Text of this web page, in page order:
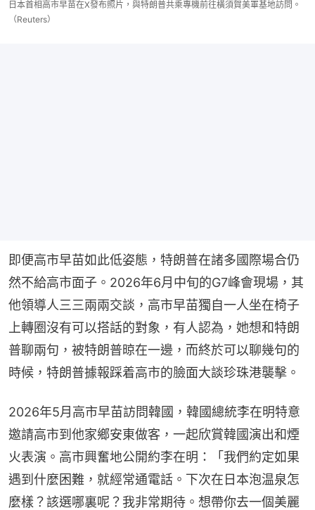
日本首相高市早苗在X發布照片，與特朗普共乘專機前往橫須賀美軍基地訪問。
（Reuters）
即便高市早苗如此低姿態，特朗普在諸多國際場合仍
然不給高市面子。2026年6月中旬的G7峰會現場，其
他領導人三三兩兩交談，高市早苗獨自一人坐在椅子
上轉圈沒有可以搭話的對象，有人認為，她想和特朗
普聊兩句，被特朗普晾在一邊，而終於可以聊幾句的
時候，特朗普據報踩着高市的臉面大談珍珠港襲擊。
2026年5月高市早苗訪問韓國，韓國總統李在明特意
邀請高市到他家鄉安東做客，一起欣賞韓國演出和煙
火表演。高市興奮地公開約李在明：「我們約定如果
遇到什麼困難，就經常通電話。下次在日本泡温泉怎
麼樣？該選哪裏呢？我非常期待。想帶你去一個美麗